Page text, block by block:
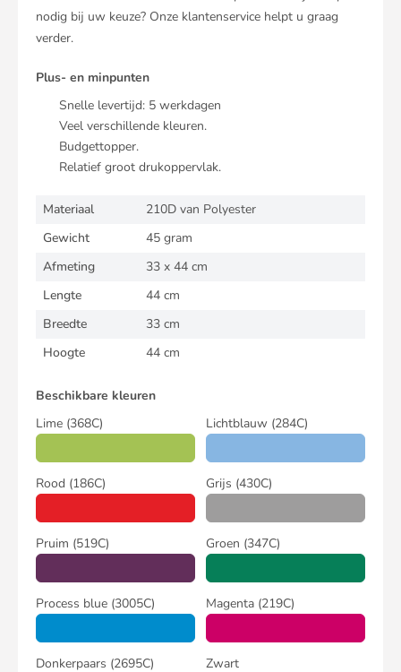
nodig bij uw keuze? Onze klantenservice helpt u graag
verder.
Plus- en minpunten
Snelle levertijd: 5werkdagen
Veel verschillende kleuren.
Budgettopper.
Relatief groot drukoppervlak.
Materiaal
210D van Polyester
Gewicht
45 gram
Afmeting
33 x 44 cm
Lengte
44 cm
Breedte
33 cm
Hoogte
44 cm
Beschikbare kleuren
Lime (368C) Lichtblauw (284C)
Rood (186C) Grijs (430C)
Pruim (519C) Groen (347C)
Process blue (3005C) Magenta (219C)
Donkerpaars (2695C) Zwart